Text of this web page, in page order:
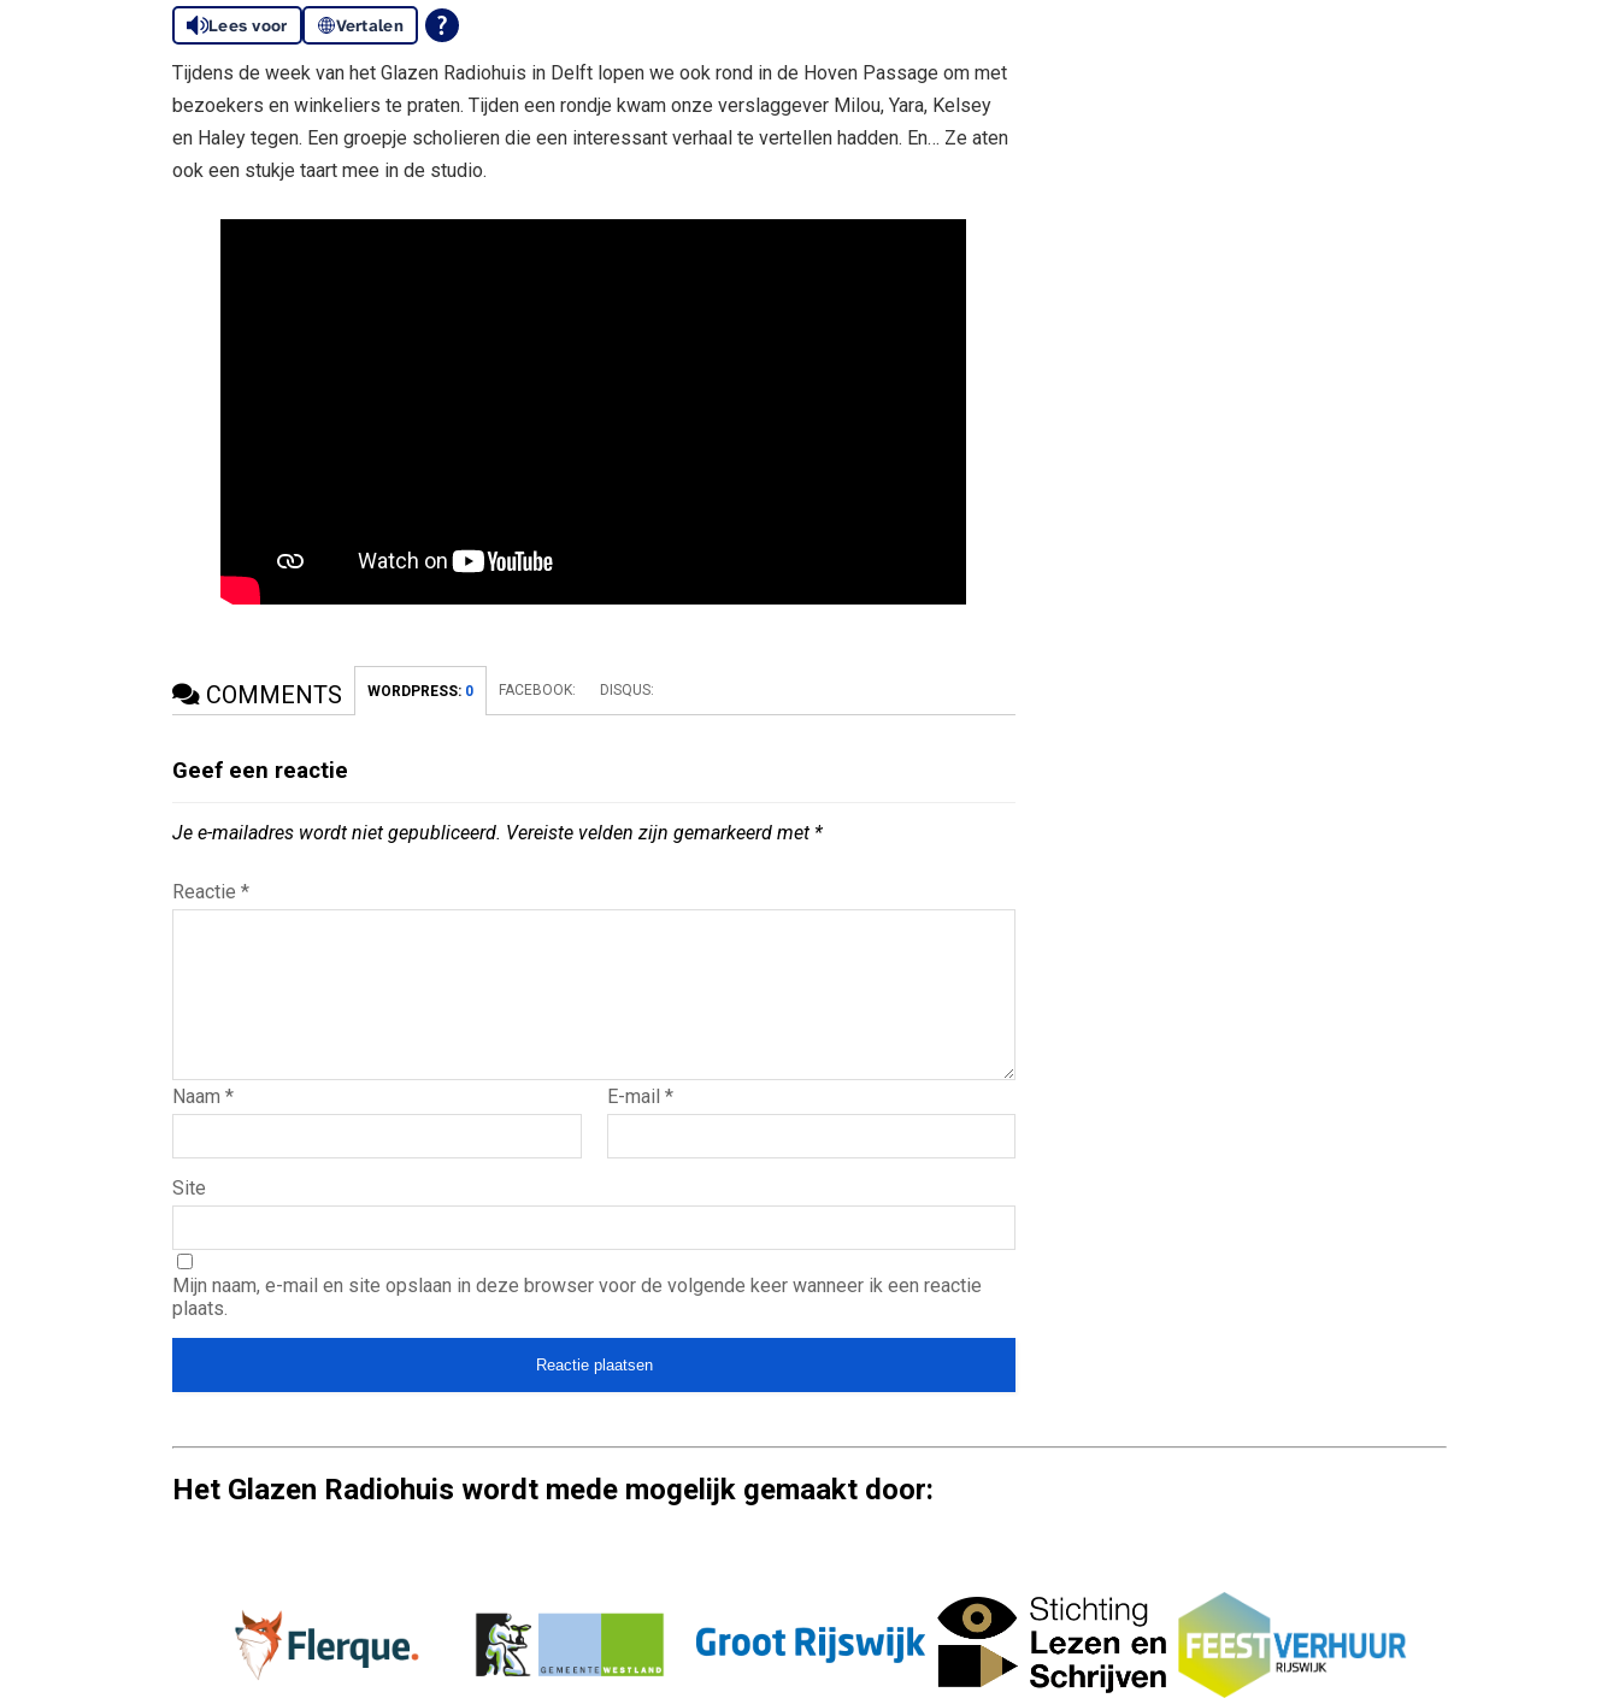
Lees voor Vertalen
Tijdens de week van het Glazen Radiohuis in Delft lopen we ook rond in de Hoven Passage om met
bezoekers en winkeliers te praten. Tijden een rondje kwam onze verslaggever Milou, Yara, Kelsey
en Haley tegen. Een groepje scholieren die een interessant verhaal te vertellen hadden. En… Ze aten
ook een stukje taart mee in de studio.
COMMENTS WORDPRESS: 0 FACEBOOK: DISQUS:
Geef een reactie
Je e-mailadres wordt niet gepubliceerd. Vereiste velden zijn gemarkeerd met *
Reactie*
Naam* E-mail *
Site
Mijn naam, e-mail en site opslaan in deze browser voor de volgende keer wanneer ik een reactie
plaats.
Het Glazen Radiohuis wordt mede mogelijk gemaakt door: